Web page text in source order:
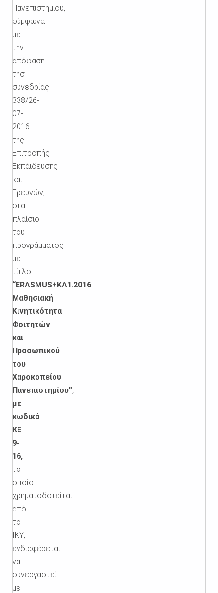
Πανεπιστημίου,
σύμφωνα
με
την
απόφαση
τησ
συνεδρίας
338/26-
07-
2016
της
Επιτροπής
Εκπάιδευσης
και
Ερευνών,
στα
πλαίσιο
του
προγράμματος
με
τίτλο:
“ERASMUS+KA1.2016
Μαθησιακή
Κινητικότητα
Φοιτητών
και
Προσωπικού
του
Χαροκοπείου
Πανεπιστημίου”,
με
κωδικό
ΚΕ
9-
16,
το
οποίο
χρηματοδοτείται
από
το
ΙΚΥ,
ενδιαφέρεται
να
συνεργαστεί
με